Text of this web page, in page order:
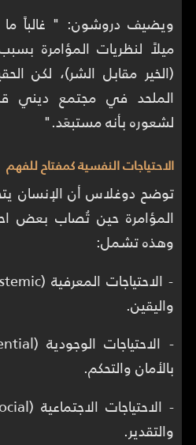
ويضيف دروشون: " غالباً ما
ميلاً لنظريات المؤامرة بسبب
(الخير مقابل الشر)، لكن
الملحد في مجتمع ديني قد
لشعوره بأنه مستبعَد."
الاحتياجات النفسية كمفتاح للفهم
توضح دوغلاس أن الإنسان
المؤامرة حين تُصاب بعض
وهذه تشمل:
واليقين.
بالأمان والتحكم.
والتقدير.